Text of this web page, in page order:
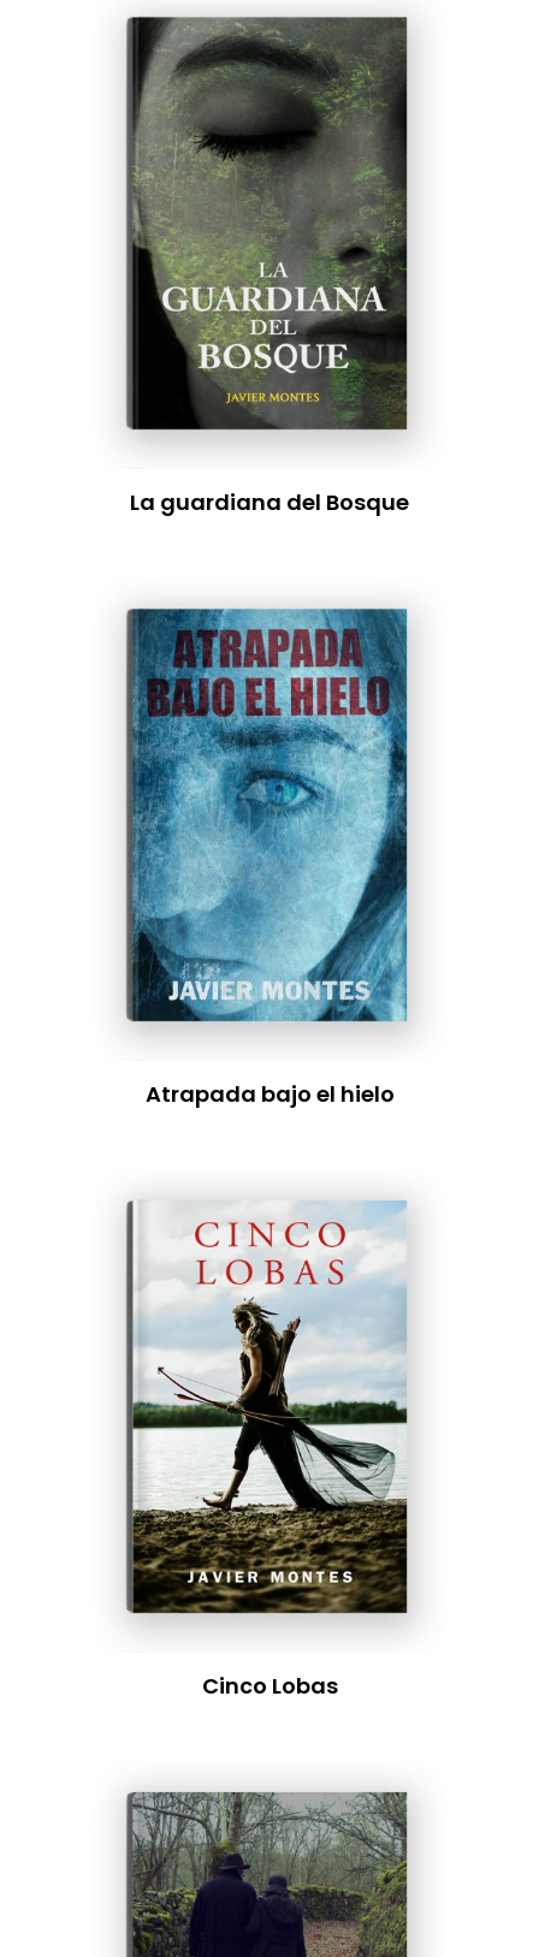
La guardiana del Bosque
Atrapada bajo el hielo
Cinco Lobas